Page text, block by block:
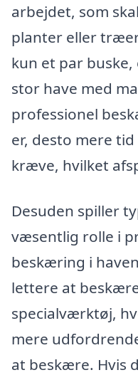
arbejdet, som
planter eller
kun et par
stor have med
professionel
er, desto mere
kræve, hvilket
Desuden spiller
væsentlig rolle i
beskæring i
lettere at
specialværktøj,
mere
at beskære. Hvis